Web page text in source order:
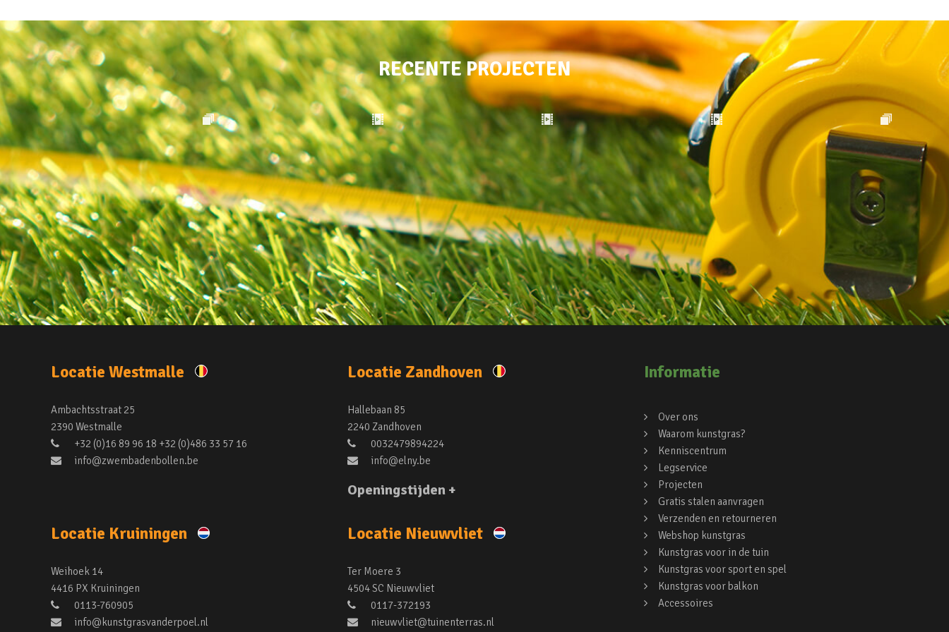
RECENTE PROJECTEN
Locatie Westmalle
Ambachtsstraat 25
2390 Westmalle
+32 (0)16 89 96 18 +32 (0)486 33 57 16
info@zwembadenbollen.be
Locatie Zandhoven
Hallebaan 85
2240 Zandhoven
0032479894224
info@elny.be
Openingstijden +
Locatie Kruiningen
Weihoek 14
4416 PX Kruiningen
0113-760905
info@kunstgrasvanderpoel.nl
Locatie Nieuwvliet
Ter Moere 3
4504 SC Nieuwvliet
0117-372193
nieuwvliet@tuinenterras.nl
Informatie
Over ons
Waarom kunstgras?
Kenniscentrum
Legservice
Projecten
Gratis stalen aanvragen
Verzenden en retourneren
Webshop kunstgras
Kunstgras voor in de tuin
Kunstgras voor sport en spel
Kunstgras voor balkon
Accessoires